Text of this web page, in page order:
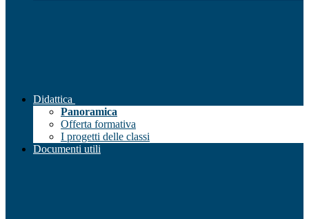
Didattica
Panoramica
Offerta formativa
I progetti delle classi
Documenti utili